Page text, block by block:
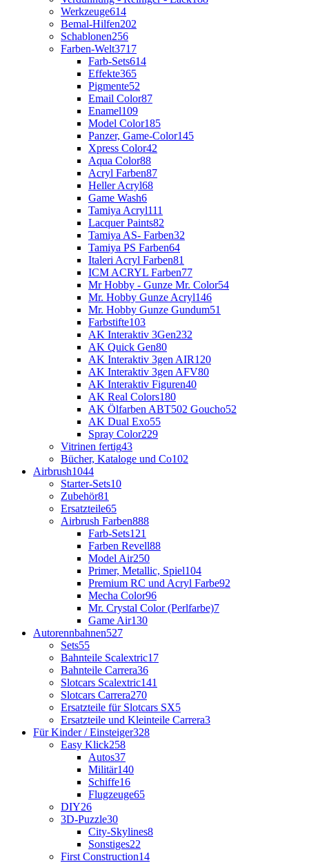
Werkzeuge614
Bemal-Hilfen202
Schablonen256
Farben-Welt3717
Farb-Sets614
Effekte365
Pigmente52
Email Color87
Enamel109
Model Color185
Panzer, Game-Color145
Xpress Color42
Aqua Color88
Acryl Farben87
Heller Acryl68
Game Wash6
Tamiya Acryl111
Lacquer Paints82
Tamiya AS- Farben32
Tamiya PS Farben64
Italeri Acryl Farben81
ICM ACRYL Farben77
Mr Hobby - Gunze Mr. Color54
Mr. Hobby Gunze Acryl146
Mr. Hobby Gunze Gundum51
Farbstifte103
AK Interaktiv 3Gen232
AK Quick Gen80
AK Interaktiv 3gen AIR120
AK Interaktiv 3gen AFV80
AK Interaktiv Figuren40
AK Real Colors180
AK Ölfarben ABT502 Goucho52
AK Dual Exo55
Spray Color229
Vitrinen fertig43
Bücher, Kataloge und Co102
Airbrush1044
Starter-Sets10
Zubehör81
Ersatzteile65
Airbrush Farben888
Farb-Sets121
Farben Revell88
Model Air250
Primer, Metallic, Spiel104
Premium RC und Acryl Farbe92
Mecha Color96
Mr. Crystal Color (Perlfarbe)7
Game Air130
Autorennbahnen527
Sets55
Bahnteile Scalextric17
Bahnteile Carrera36
Slotcars Scalextric141
Slotcars Carrera270
Ersatzteile für Slotcars SX5
Ersatzteile und Kleinteile Carrera3
Für Kinder / Einsteiger328
Easy Klick258
Autos37
Militär140
Schiffe16
Flugzeuge65
DIY26
3D-Puzzle30
City-Skylines8
Sonstiges22
First Construction14